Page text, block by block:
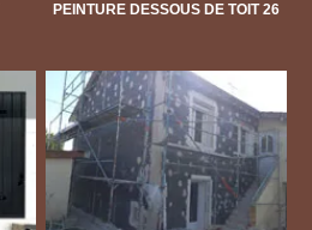
PEINTURE DESSOUS DE TOIT 26